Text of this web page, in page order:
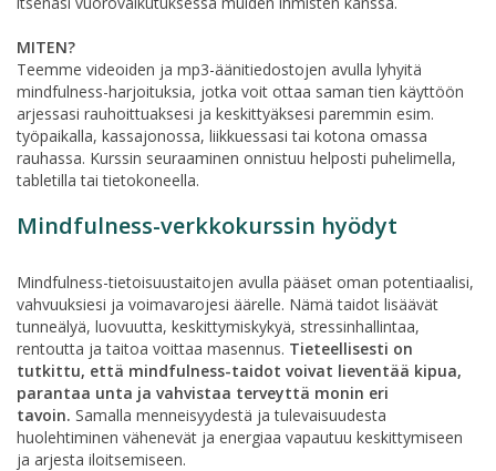
MITEN?
Teemme videoiden ja mp3-äänitiedostojen avulla lyhyitä
mindfulness-harjoituksia, jotka voit ottaa saman tien käyttöön
arjessasi rauhoittuaksesi ja keskittyäksesi paremmin esim.
työpaikalla, kassajonossa, liikkuessasi tai kotona omassa
rauhassa. Kurssin seuraaminen onnistuu helposti puhelimella,
tabletilla tai tietokoneella.
Mindfulness-verkkokurssin hyödyt
Mindfulness-tietoisuustaitojen avulla pääset oman potentiaalisi,
vahvuuksiesi ja voimavarojesi äärelle. Nämä taidot lisäävät
tunneälyä, luovuutta, keskittymiskykyä, stressinhallintaa,
rentoutta ja taitoa voittaa masennus. Tieteellisesti on
tutkittu, että mindfulness-taidot voivat lieventää kipua,
parantaa unta ja vahvistaa terveyttä monin eri
tavoin. Samalla menneisyydestä ja tulevaisuudesta
huolehtiminen vähenevät ja energiaa vapautuu keskittymiseen
ja arjesta iloitsemiseen.